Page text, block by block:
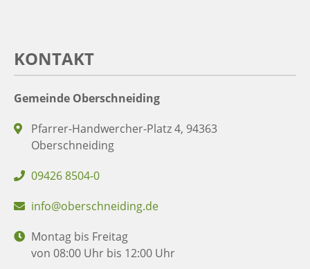
KONTAKT
Gemeinde Oberschneiding
Pfarrer-Handwercher-Platz 4, 94363
Oberschneiding
09426 8504-0
info@oberschneiding.de
Montag bis Freitag
von 08:00 Uhr bis 12:00 Uhr